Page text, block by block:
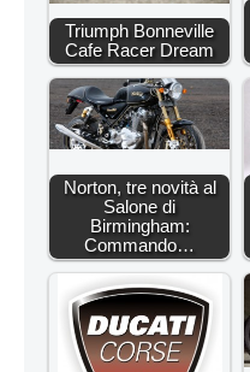
Triumph Bonneville
Cafe Racer Dream
Norton, tre novità al
Salone di
Birmingham:
Commando…